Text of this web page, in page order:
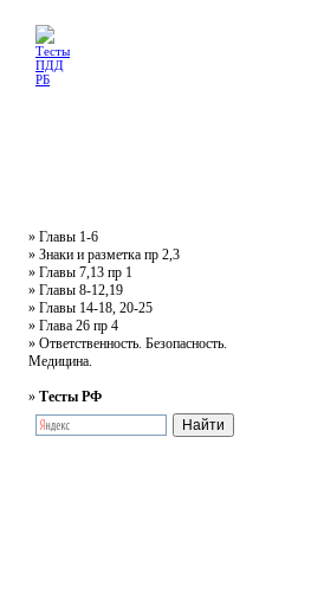
» Главы 1-6
» Знаки и разметка пр 2,3
» Главы 7,13 пр 1
» Главы 8-12,19
» Главы 14-18, 20-25
» Глава 26 пр 4
» Ответственность. Безопасность.
Медицина.
» Тесты РФ